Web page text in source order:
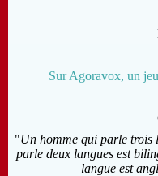
Sur Agoravox, un
"Un homme qui parle trois
parle deux langues est
langue est